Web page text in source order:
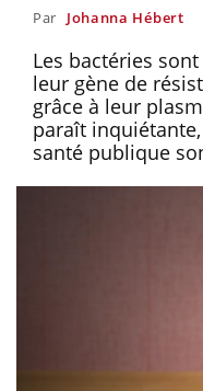
Par Johanna Hébert
Les bactéries
leur gène de
grâce à leur
paraît
santé publique